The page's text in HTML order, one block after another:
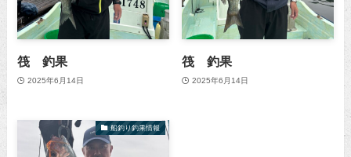
筏 釣果
2025年6月14日
筏 釣果
2025年6月14日
船釣り釣果情報